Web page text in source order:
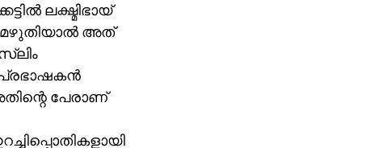
ലക്ഷ്മിഭായ്
അത്
പേരാണ്